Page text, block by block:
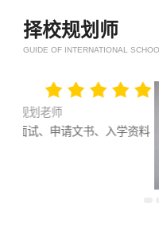
择校规划师
GUIDE OF INTERNATIONAL
9年
熟悉
个性